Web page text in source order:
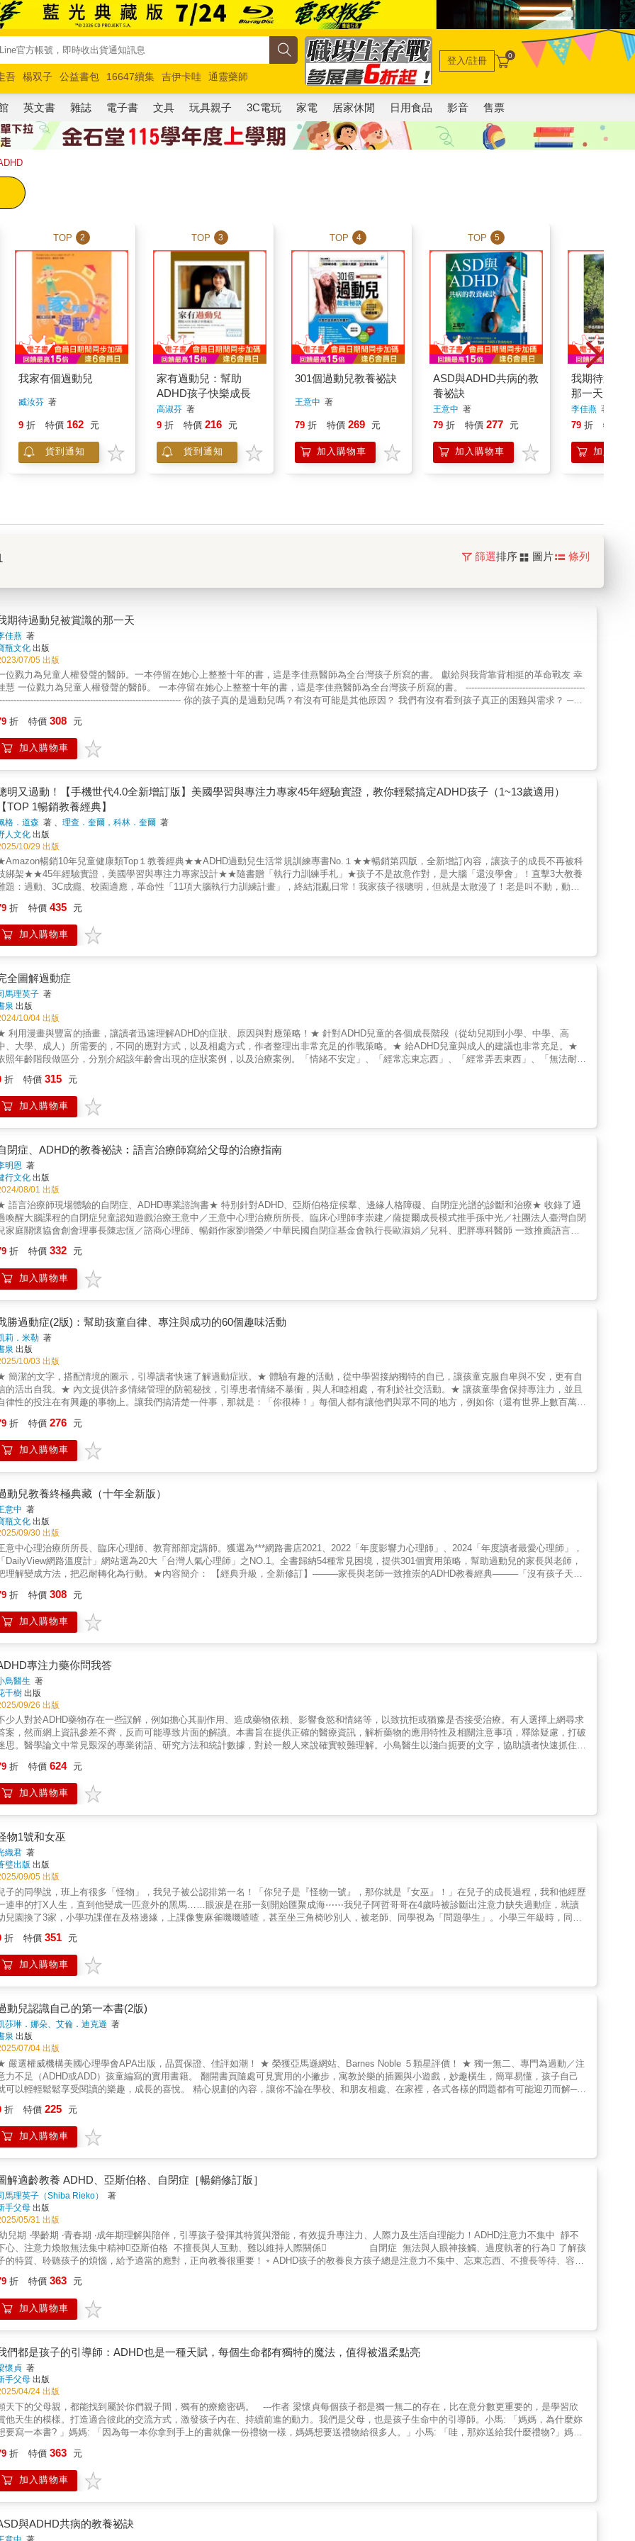
吾 楊双子 公益書包 16647續集 吉伊卡哇
通靈藥師
路邊攤新作
馬斯克 玩具總動員5 超慢跑
登入/註冊 0
英文書 雜誌 電子書 文具 玩具親子 3C電玩 家電 居家休閒 日用食品 影音 售票
TOP 2
我家有個過動兒
臧汝芬著
9 折 特價 162 元
貨到通知
TOP 3
家有過動兒：幫助
ADHD孩子快樂成長
高淑芬著
9 折 特價 216 元
貨到通知
TOP 4
301個過動兒教養祕訣
王意中 著
79 折 特價 269 元
加入購物車
TOP 5
ASD與ADHD共病的教
養祕訣
王意中 著
79 折 特價 277 元
加入購物車
我期待過動
那一天
李佳燕著
79 折 特價
加入購物
篩選排序 圖片 條列
期待過動兒被賞識的那一天
佳燕 著
瓶文化 出版
07/05 出版
位戮力為兒童人權發聲的醫師。一本停留在她心上整整十年的書，這是李佳燕醫師為全台灣孩子所寫的書。 獻給與我背靠背相挺的革命戰友 幸
。 一本停留在她心上整整十年的書，這是李佳燕醫師為全台灣孩子所寫的書。 ------------------------------------------
你的孩子真的是過動兒嗎？有沒有可能是其他原因？ 我們有沒有看到孩子真正的困難與需求？ ──
辦？ ------------------------------------------------------------------------------------------------------------- 注意力不足過動症，從定義到藥物，從診斷到處置， 從來就
是一個單純的醫療問題。 它與家庭的教養、學校的教育、社會如何看待孩子 以及其價值觀，密不可分。 ‧佳燕醫師問孩子：「既然你那麼討厭
過動症的藥，為什麼從小到高三，還是繼續看診、吃藥呢？」 孩子說：「因為從小到大，媽媽只有帶我去看病時，才會對我笑。」 ‧一位母親哭
些惹大人不悅的行為，背後的原因可能很多，從睡眠不足，孩子躁動，到早餐喝含咖啡因的奶茶，孩子過於興奮，又或剛上小一，還不習慣與幼
園不同的上課方式，甚或與家長的教養或老師的教育有關，且還可能是多重因素的交織，只是在台灣的教育場域裡，容易簡化成：老師請家長帶
去看醫生，而在問診及做完量表後，孩子開始服用過動症的藥。 佳燕醫師長年關注兒童人權，甚至為傾聽孩子心事，她將診所的下半天空出
，專注與孩子談話。今日，她以萬般心疼也心痛的心情寫下這本書。 關於過動症，佳燕醫師並非反對看診、用藥，她有疑慮的是輕易診斷與用
，而本書，除了她看診的案例，更多的是援引國外醫師與專家學者的研究及著作。另外，佳燕醫師認為哪怕是有過動症傾向的孩子，她也希望大
能看見孩子其他的天賦；因為當一個孩子被肯定而有信心時，他就能活出屬於自己的價值與意義。 佳燕醫師的提醒： 1.我們是否窄化了「正
」的定義？ 2.當教育、教養有問題時，解決方法是要孩子看病吃藥來適應，還是改變教育、教養的方式？ 3.使用藥物讓孩子聽話、變乖，是否
奪了多元發展的可能？ 4.注意力不足過動症的診斷，似乎撕掉了孩子「壞小孩」的標籤，卻也貼上了另一個「病態」的標籤；一個簡單的藥物
療，孩子看似狀況有「進步」，大人滿意，小孩少受苦，卻分不清用藥前還是用藥後，才是孩子的原貌？用藥後，孩子是更有自信，還是徹底毀
自信？ 5.注意力不足過動症，牽涉到教育問題、家庭問題，甚至整個社會的互動與價值觀，更與台灣的大人如何看待孩子，息息相關。 6.面對
個單純的醫療問題，尤其處在重視兒童人權，營造多元社會的趨勢，未來更不會是。 ★本書特色： ◎王秀雲（國立成功大學醫學系人文暨社會
學科教授兼主任）、陳志恆（諮商心理師）、郭駿武（台灣親子共學教育創辦人）撰推薦序 ◎史英（人本教育基金會董事長）、米米（迷路＆
走的媽）、李家雯／海蒂（諮商心理師）、吳嘉苓（台大社會系教授）、林啟禎（財團法人醫院評鑑暨醫療品質策進會董事長；國立成功大學醫
雲林縣立樟湖生態中小學校長）、曾凡慈（中研院社會所副研究員）、黃志中（高雄醫學大學醫學系醫學人文及教育學科副教授；高雄醫學大學
設中和紀念醫院家庭醫學科主治醫師；高雄市政府衛生局局長）、楊力州（紀錄片導演）、楊巧玲（國立高雄師範大學教育學系教授）一致推薦
筆劃順序排列） ◎台灣的小朋友，無論是不乖、不安靜、成績不符合家長、老師期待，或是各種怪奇的原因，往往被中小學或幼兒園老
建議去看醫生。他們有的填了量表，有的在診間不到十五分鐘，輕而易舉地就獲得ADHD（注意力不足過動症，Attention Deficit Hyperactivity
）的身分。然而，在所有獲得ADHD身分的小朋友中，有多少是名符其實？有多少ADHD只是一塊掩蓋其他問題的黑布？有多少是高度競
的社會中，焦慮的父母（通常是母親）、威權而失靈的教育、對小孩有偏見的老師，以及彷彿速食的醫療，所打造出來的？不可諱言，有些小朋
確實需要醫療（我所認識的精神科醫師也大多是很嚴謹的），但是有更多ADHD小朋友是社會缺乏教育（養）理念、缺乏時間、缺乏耐心、缺乏
我們根本不把孩子當孩子看」。孩子需要從玩耍中學習與成長；我們卻要孩子從很小開始，就遵循繁瑣的社會規範，連怎麼玩都由大人主導與安
，完全剝奪了孩子的天性與「自由玩樂」的內在需求。 或許，不正常的是大人，需要被治療的是整個社會。 殷切期盼，《我期待過動兒被賞識
那一天》這本書能被更多人讀到。這本書會為你帶來全新的視野，讓你知道，你可以從截然不同的角度，去欣賞孩子的分心、過動或衝動，帶著
同階段兒童發展的特徵與行為，然後看見自身家庭教養方式對孩童的影響，最重要的是瞭解孩子的特質與興趣，不要以一時或威權、功利價值為
礎的行為觀察，輕易地對孩子貼上各種標籤。 ──摘自郭駿武（台灣親子共學教育創辦人）推薦序 ◎究竟孩子的哪一些表現，讓老師會有這樣的
知？若從老師端知道孩子發生某些事件，請先不帶譴責、有耐心地詢問孩子，傾聽孩子。孩子每一個讓老師擔心的行為，也許背後都有老師並不
曉的緣由，因此讓老師錯誤解讀了孩子的行為。事後，就可以再和老師溝通，讓老師能更理解孩子。 不過，如果孩子之前的老師，從未懷疑過
子有過動傾向，那麼，請詢問孩子以前的老師，他所瞭解的你家孩子，並請老師告知從過去的經驗中，與孩子互動最好的方式，好讓你能轉告現
的老師，可供老師參考。 其他，如孩子安親班的老師、美語補習班老師、各種才藝班的老師等等，都是可以諮詢的對象。 也請詢問孩子從小看
的小兒科醫師或家庭醫師，就他們所認識的孩子，給你意見，以協助你提供老師其他面向的觀察。 ──摘自【特別企劃】當老師說：｢你的孩子
過動兒，去看診吧！｣父母怎麼辦？
折 特價 308 元
加入購物車
明又過動！【手機世代4.0全新增訂版】美國學習與專注力專家45年經驗實證，教你輕鬆搞定ADHD孩子（1~13歲適用）
TOP 1暢銷教養經典】
格．道森 著 、理查．奎爾，科林．奎爾 著
人文化 出版
10/29 出版
暢銷10年兒童健康類Top１教養經典★★ADHD過動兒生活常規訓練專書No.１★★暢銷第四版，全新增訂內容，讓孩子的成長不再被科
綁架★★45年經驗實證，美國學習與專注力專家設計★★隨書贈「執行力訓練手札」★孩子不是故意作對，是大腦「還沒學會」！直擊3大教養
題：過動、3C成癮、校園適應，革命性「11項大腦執行力訓練計畫」，終結混亂日常！我家孩子很聰明，但就是太散漫了！老是叫不動，動作
！這些孩子資質好、潛力佳、動機夠，缺乏的只是大腦的統整力與執行力！將父母的大腦借給孩子，６步驟協助孩子建立好習慣、激發孩子的潛
天賦！作者45年來的研究與諮詢訓練經驗證明：父母在對的時間、用對的方法，孩子的執行能力是可以訓練的！根據兒童發展最新研究顯示，
多有能力的孩子，都出現「執行能力不足」情形。美國學習與專注力專家教你：配合兒童大腦發育、生心理發展，針對不同年齡層，運用4階段
的教養方法」、「與學校老師攜手協助孩子成長的關鍵方法」、「最前緣的腦神經科學知識」，以及更多「淺顯易懂的說明舉例」，幫助父母輕
解新世代的教養難題！【６步驟完成執行力訓練】Step 1：確認想解決的問題行為Step 2：和孩子一起設定目標Step 3：列出孩子達到目標需遵
的步驟（父母提供誘因，孩子有成功表現時鼓勵他。）Step 4：將步驟製成規則清單，提醒孩子遵循（和孩子說：「去看看你的那張表。」）
5：監督孩子依流程步驟執行，漸漸內化成習慣（父母提醒：「你現在需要做什麼呢？」）Step 6：父母逐漸減少監督的頻率和強度（孩子會
自己說：「我現在應該做什麼呢？」）【輕鬆解決20個父母最頭痛的問題】起床後上學前準備工作、整理房間、收拾個人物品、做家事、才藝
習、準時就寢、整理書桌、寫作業、收納筆記或作業、寫報告、準備考試、處理開放性任務、處理耗費心神任務、長期計畫、控制脾氣、控制衝
行為、管理焦慮、應對計畫變動、不要動不動就哭、學習解決問題執行力＝生活能力╳學習力╳解決問題能力╳夢想實踐能力執行力訓練計畫＝
腦反應機制的模擬訓練※初版書名為《教出孩子的行動力》
折 特價 435 元
加入購物車
全圖解過動症
馬理英子 著
泉 出版
10/04 出版
利用漫畫與豐富的插畫，讓讀者迅速理解ADHD的症狀、原因與對應策略！★ 針對ADHD兒童的各個成長階段（從幼兒期到小學、中學、高
、大學、成人）所需要的，不同的應對方式，以及相處方式，作者整理出非常充足的作戰策略。★ 給ADHD兒童與成人的建議也非常充足。★
照年齡階段做區分，分別介紹該年齡會出現的症狀案例，以及治療案例。「情緒不安定」、「經常忘東忘西」、「經常弄丟東西」、「無法耐心
他們身邊的人，身上的壓力會越來越大，有些兒童甚至因此而放棄學習、產生憂鬱症、出現霸凌行為或是被霸凌，以及拒絕上學等等。本書中以
畫與豐富的插畫，搭配淺顯易懂的文筆，全方面地解說，從ADHD的症狀、相處上的對策，以及其他各種需要被了解的ADHD相關事項。「調整
兒童生活節奏的方法」、「培養ADHD兒童對事物的積極性的對話方式」、「利用手機或是遊戲與ADHD兒童相處的方法」等等，本書記載
折 特價 315 元
加入購物車
閉症、ADHD的教養祕訣︰語言治療師寫給父母的治療指南
明恩 著
行文化 出版
08/01 出版
語言治療師現場體驗的自閉症、ADHD專業諮詢書★ 特別針對ADHD、亞斯伯格症候羣、邊緣人格障礙、自閉症光譜的診斷和治療★ 收錄了通
喚醒大腦課程的自閉症兒童認知遊戲治療王意中／王意中心理治療所所長、臨床心理師李崇建／薩提爾成長模式推手孫中光／社團法人臺灣自閉
家庭關懷協會創會理事長陳志恆／諮商心理師、暢銷作家劉增榮／中華民國自閉症基金會執行長歐淑娟／兒科、肥胖專科醫師 一致推薦語言治
法，努力讓他們一邊開心玩樂一邊學習。還研發市面上沒有販售的玩具，並為每個孩子量身訂做適合的課程。這是一種喚醒孩子大腦的課程，使
單純與簡單的方法讓孩子自己「思考」複雜與困難的課程，單純與有趣的反覆學習不僅能幫助自閉症的孩童，對廣泛性發展障礙的孩子、過動兒
說也是必備的學習。對ADHD、亞斯伯格症候羣、邊緣人格障礙、自閉症光譜的診斷和治療，並收錄通過喚醒大腦課程的自閉症兒童認知遊戲治
法，即使在家也可以輕鬆進行。尤其如果家庭、學校生活可以發揮協同效應，效果自然可以期待。
折 特價 332 元
加入購物車
勝過動症(2版)：幫助孩童自律、專注與成功的60個趣味活動
莉．米勒 著
泉 出版
10/03 出版
簡潔的文字，搭配情境的圖示，引導讀者快速了解過動症狀。★ 體驗有趣的活動，從中學習接納獨特的自已，讓孩童克服自卑與不安，更有自
的活出自我。★ 內文提供許多情緒管理的防範秘技，引導患者情緒不暴衝，與人和睦相處，有利於社交活動。★ 讓孩童學會保持專注力，並且
律性的投注在有興趣的事物上。讓我們搞清楚一件事，那就是：「你很棒！」每個人都有讓他們與眾不同的地方，例如你（還有世界上數百萬個
動症的老大。過動症不能掌控你的人生──「你」才是自己人生的主角。本書將會帶給你全新的方法管理你的過動症，透過有趣的活動，你會更
解自己和過動症，學習簡單的工具，現在你可以開始使用，讓自己更有自信、更能掌控自己。從〈過動症與我〉一篇，你可以學到：了解自己是
一種類型的過動症，並知道自己有哪些症狀，還有過動症可以為你帶來什麼好處，你還需要努力什麼。從〈過動症不是我的老大〉一篇，你可以
練習，像是製作「早晨地圖」或「每週作業表」，還有當你感到不高興時該如何表達自己的方法。《戰勝過動症》這本書提供了很多有關自我控
與組織的技巧，你已經做好充足的準備，可以處理任何情緒和阻礙，這樣你就有更多的精力，可以專注在你覺得有趣的事情上。
折 特價 276 元
加入購物車
動兒教養終極典藏（十年全新版）
意中 著
瓶文化 出版
09/30 出版
意中心理治療所所長、臨床心理師、教育部部定講師。獲選為***網路書店2021、2022「年度影響力心理師」、2024「年度讀者最愛心理師」，
DailyView網路溫度計」網站選為20大「台灣人氣心理師」之NO.1。全書歸納54種常見困境，提供301個實用策略，幫助過動兒的家長與老師，
解變成方法，把忍耐轉化為行動。★內容簡介： 【經典升級，全新修訂】────家長與老師一致推崇的ADHD教養經典────「沒有孩子天生
東忘西、情緒爆炸……孩子不是故意不聽話，而是大腦真的無法「煞車」。▍那些讓大人氣炸、孩子委屈的教養現場：‧孩子寫作業老是分心、
延？你快爆炸，他卻比你更慌亂。‧孩子上課坐不住，甚至起身走動？老師頭痛，孩子也被貼上「問題學生」。‧孩子遇到一點小事就情緒失控？
開始懷疑，是不是自己教不好？陪伴過動兒的日子，有時像打仗，有時像猜謎，這不是因為你沒耐性，而是這條路真的不容易。請記得，ADHD
診斷評估、親師溝通、班級經營」等核心議題。全書歸納54種常見困境，提供301個實用策略，幫助過動兒的家長與老師，把理解變成方法，把
耐轉化為行動。【特別收錄】．父母和老師最關心的15個過動兒教養Q&A．注意力缺陷過動症的20個延伸協助指南★本書特色：◎王意中心理
全面修訂與重新編排，推出十年全新版。◎這本書適合誰？・家有ADHD孩子或疑似有ADHD孩子的父母・第一線老師與特殊教育工作者◎父母
老師最關心的過動兒教養Q&A：Q：該讓孩子知道自己是ADHD嗎？A：可視孩子心智年齡，調整說明方式。對學齡前幼兒，可以用故事或繪
，引導他認識自己。對學齡兒童，不必強調「ADHD」這個名稱，重點是幫助他理解自己的特質，以及如何與他人相處。Q：「疑似」ADHD，
表什麼？A：「疑似」兩個字，提醒我們及早介入。ADHD的成因是生理因素，但父母和老師的教養方式，也會影響孩子的進步程度。Q：該不
讓同學知道孩子是ADHD？ A：在告知之前，請先徵詢孩子的父母同意。不要過度強調「ADHD」的診斷字眼，而是將重點放在引導同學如何與
子相處，並凸顯ADHD孩子的優勢與特質，幫助他融入班級。Q：ADHD孩子書念不好，又常忘東忘西，怎麼辦？A：多數 ADHD 孩子智力正
，但注意力缺陷，造成他在學習上容易分心，也常出現忘東忘西的狀況。或許我們可以想想：「今天做了哪些讓ADHD孩子專注的事？」提升執
。」同時，診斷應該是一段嚴謹的推論過程。切記，請勿將你我眼前的麻煩現象，直接歸於「ADHD」或「過動兒」這幾個字。否則「診斷就像
秒膠，黏得快，除去難。標籤過量，有礙孩子身心健康。」實務上，當你長期與ADHD孩子相處，你會發現這群孩子其實充滿著熱情、活力與貼
。──摘自【新版自序】〈啟動ADHD的教養執行力〉
折 特價 308 元
加入購物車
專注力藥你問我答
鳥醫生 著
千樹 出版
09/26 出版
少人對於ADHD藥物存在一些誤解，例如擔心其副作用、造成藥物依賴、影響食慾和情緒等，以致抗拒或猶豫是否接受治療。有人選擇上網尋求
案，然而網上資訊參差不齊，反而可能導致片面的解讀。本書旨在提供正確的醫療資訊，解析藥物的應用特性及相關注意事項，釋除疑慮，打破
思。醫學論文中常見艱深的專業術語、研究方法和統計數據，對於一般人來說確實較難理解。小鳥醫生以淺白扼要的文字，協助讀者快速抓住研
變萬化，每種藥都有它的獨特之處，某些藥物不可和ADHD藥物一起服用，例如ADHD兒童使用感冒藥必須格外謹慎，注意其潛在的相互作用。
記服用任何藥物之前，一定要諮詢醫生或藥劑師。無論孩子是資優還是天資平平，ADHD都可能對他們的日常生活和長期發展帶來深遠影響。別
視孩子的需求，適當的藥物治療能幫助孩子充分發揮潛力，找到屬於他們的最佳成長節奏。 任何問題都值得被提問和解答，世上沒有愚蠢的問
神醫學知識。 前作《精神科待命30小時+》獲選第四屆香港出版雙年獎生活及科普類「出版獎」；《21世紀精神病院工作實錄》為香港**2023
度暢銷中文書「生活健康」類第二位書籍。 本書透過問答和對話方式，講解有關ADHD藥物的使用方法、藥物種類、作用機制、副作用、禁忌
等。小鳥醫生甚至為那些艱深難懂的醫學論文和研究做撮要，以顯淺易懂且簡明扼要的文字分享精神醫學的迷思及研究結果，釋除讀者疑慮，以
選擇適合的治療方案。
折 特價 624 元
加入購物車
物1號和女巫
織君 著
璧出版 出版
09/05 出版
子的同學說，班上有很多「怪物」，我兒子被公認排第一名！「你兒子是『怪物一號』，那你就是『女巫』！」在兒子的成長過程，我和他經歷
連串的打X人生，直到他變成一匹意外的黑馬……眼淚是在那一刻開始匯聚成海⋯⋯我兒子阿哲哥哥在4歲時被診斷出注意力缺失過動症，就讀
兒園換了3家，小學功課僅在及格邊緣，上課像隻麻雀嘰嘰喳喳，甚至坐三角椅吵別人，被老師、同學視為「問題學生」。小學三年級時，同學
很可愛，無邊的淚海是女巫媽媽的愛，在那裡，怪物1號可以像小魚快樂悠遊。我們夫妻用盡方法耐心陪伴、教導阿哲哥哥，也尋求專業協助，
有小小進步。到了國中，兒子遇到願意接納他的良師益友，開始靜下心用功讀書，國中會考，以黑馬之姿考上建中！大學考上台大物理系、直升
大博士班……告別怪物1號的旅程，我們全家走了10多年，雖如蝸牛爬行般緩慢，終於能走出坑坑窪窪的迷宮。
折 特價 351 元
加入購物車
動兒認識自己的第一本書(2版)
莎琳．娜朵、艾倫．迪克遜 著
泉 出版
07/04 出版
選權威機構美國心理學會APA出版，品質保證、佳評如潮！ ★ 榮獲亞馬遜網站、Barnes Noble ５顆星評價！ ★ 獨一無二、專門為過動／注
不足（ADHD或ADD）孩童編寫的實用書籍。 翻開書頁隨處可見實用的小撇步，寓教於樂的插圖與小遊戲，妙趣橫生，簡單易懂，孩子自己
以輕輕鬆鬆享受閱讀的樂趣，成長的喜悅。 精心規劃的內容，讓你不論在學校、和朋友相處、在家裡，各式各樣的問題都有可能迎刃而解──
是美國心理學會APA出版，適合過度好動或注意力易於渙散的孩童自行閱讀，也適合親子、師生共讀。原文書最新第三版增修內
更是貼心增列了【家長須知事項】，還有許多相當實用的補充資源，適合推薦給家長、一般老師、特教老師、輔導老師、家庭扶助社工，或其他
少年、成年大哥哥、大姊姊等，作為輔導、扶助ADHD或ADD孩童參考之用。 聯合推薦： ‧高淑芬 臺大醫院精神科主治醫師 ‧陳信昭 兒童青
、簡潔，毫不拖泥帶水，孩子自行覽讀也能夠通曉無阻。」&mdash;&mdash;芭芭拉‧英格索爾博士，美國《家有過動兒》作者 「內容實在、問
情境切合實情、沒有泛泛空談的文辭，很實際又好用的工具書。」&mdash;&mdash;哈維‧帕克博士，美國知名注意力缺陷（ADD）專家 「很高
見到本書譯成中文本，不但可以作為ADHD患者自助的參考書籍，也可以作為專業人員初級訓練的參考手冊，和父母及老師在教導ADHD患者的
具書。」&mdash;&mdash;高淑芬，臺大醫院精神科主治醫師
折 特價 225 元
加入購物車
解適齡教養 ADHD、亞斯伯格、自閉症［暢銷修訂版］
馬理英子（Shiba Rieko）
著
手父母 出版
05/31 出版
兒期 ‧學齡期 ‧青春期 ‧成年期理解與陪伴，引導孩子發揮其特質與潛能，有效提升專注力、人際力及生活自理能力！ADHD注意力不集中 靜不
心、注意力煥散無法集中精神亞斯伯格 不擅長與人互動、難以維持人際關係 自閉症 無法與人眼神接觸、過度執著的行為 了解孩
的特質、聆聽孩子的煩惱，給予適當的應對，正向教養很重要！﹡ADHD孩子的教養良方孩子總是注意力不集中、忘東忘西、不擅長等待、容易
程表，擅用鼓勵與獎勵，訓練孩子集中精神完成目標。 ﹡亞斯
格孩子的教養良方孩子總是不擅長處理人際關係、不會表達情緒、開不起玩笑該怎麼辦？‧以圖畫或書寫的方式，告訴孩子日常生活或與人相處
禮節。‧教導孩子練習說謝謝、對不起、沒關係等，並依場合做回應。‧製作心情卡片，訓練孩子表達感受，並藉此聆聽孩子的煩惱。 ﹡自閉症孩
孩子，台灣權威醫師的溫暖建議！除了孩子與家庭的努力，外界的接納與支持同時扮演著重要角色。期待有更多人一起守護這群比較特別的
們，透過正向循環，讓世界更美好。 ──黃雅芬 醫師調適自己對孩
的期待，了解孩子的特質，用寬容的心和孩子相處，一起去學習接受新的事物，並接受不同的挑
。 ──翁菁菁 醫師家長永遠是孩子最好的後盾，一但我們失去對孩
的信心，孩子也會放棄了自己，和孩子一起努力，用勇氣嘗試和解決問題。
陳玉蘭 職能治療師台灣權威醫師強力推薦！本書特色 1、【全書圖解】 以插畫圖解說明專業知識，讓父母更能理解孩子行為背後的原
與意義，輕鬆了解相關知識與教養方式，提升親子相處品質。 ２、【多元對應方法】 針對孩子不同的狀況，並依年齡階段分成幼兒期、學
期、青春期，提出不同對應及解決辦法，讓父母更懂得如何教養孩子。 ３、【成人問題也可以解決】 父母、成人也可能會有ADHD、亞斯
格等症狀，本書提出建議、方法，職場更順利，親子及夫妻關係更融洽。
折 特價 363 元
加入購物車
們都是孩子的引導師：ADHD也是一種天賦，每個生命都有獨特的魔法，值得被溫柔點亮
懷貞 著
手父母 出版
04/24 出版
天下的父母親，都能找到屬於你們親子間，獨有的療癒密碼。 ---作者 梁懷貞 每個孩子都是獨一無二的存在， 比在意分數更重要的，是學習欣
他天生的模樣。 打造適合彼此的交流方式，激發孩子內在、持續前進的動力。 我們是父母，也是孩子生命中的引導師。 小馬: 「媽媽，為什麼妳
要寫一本書? 」 媽媽: 「因為每一本你拿到手上的書就像一份禮物一樣，媽媽想要送禮物給很多人。」 小馬: 「哇，那妳送給我什麼禮物?」 媽媽:
。 你可以不要送人任何實質的禮物，但是你不能不學會怎麼在生活中分享和表達愛。 你正在經歷教養焦慮嗎？ 這本書，不只懂孩子，更懂身為父
的你，為你帶來方向。 ⊙本書章節 Part 1正視孩子的不同，從覺察他的困難開始 Part 2理解孩子的問題，背後是一個需求 Part 3打開孩子的心門，
故事勝於講大道理 Part 4放膽讓孩子探索，生活中處處可學習 Part 5滋養孩子的內在，用家裡溫暖流動的愛 Part 6點燃孩子的動力，以正向鼓勵
起反思，並從建議練習中獲益。 -注重全家身心的整合照護，書末提供十個親子魔法儀式為減壓妙方。 我相信養育特殊兒這條路上不是只有凱西
家人，她的親身經歷一定能照亮更多的家庭。我誠摯地推薦您打開本書，學習ADHD家庭相處的苦辣與酸
折 特價 363 元
加入購物車
與ADHD共病的教養祕訣